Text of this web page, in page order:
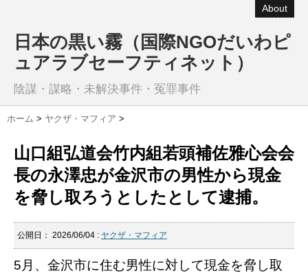
About
日本の黒い霧（国際NGOだいわピ
ュアラブセーフティネット）
陰謀・謀略・未解決事件・冤罪事件
ホーム > ヤクザ・マフィア >
山口組弘道会竹内組若頭補佐雅心会会
長の永澤忠が金沢市の男性から現金
を脅し取ろうとしたとして逮捕。
公開日： 2026/06/04 : ヤクザ・マフィア
5月、金沢市に住む男性に対して現金を脅し取